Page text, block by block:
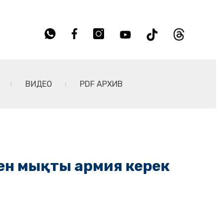
ВИДЕО PDF АРХИВ
мықты армия керек